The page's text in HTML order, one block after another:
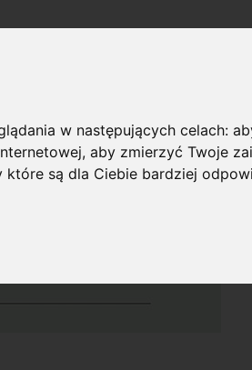
w następujących celach:
,aby zmierzyć Twoje
które są dla Ciebie bardziej